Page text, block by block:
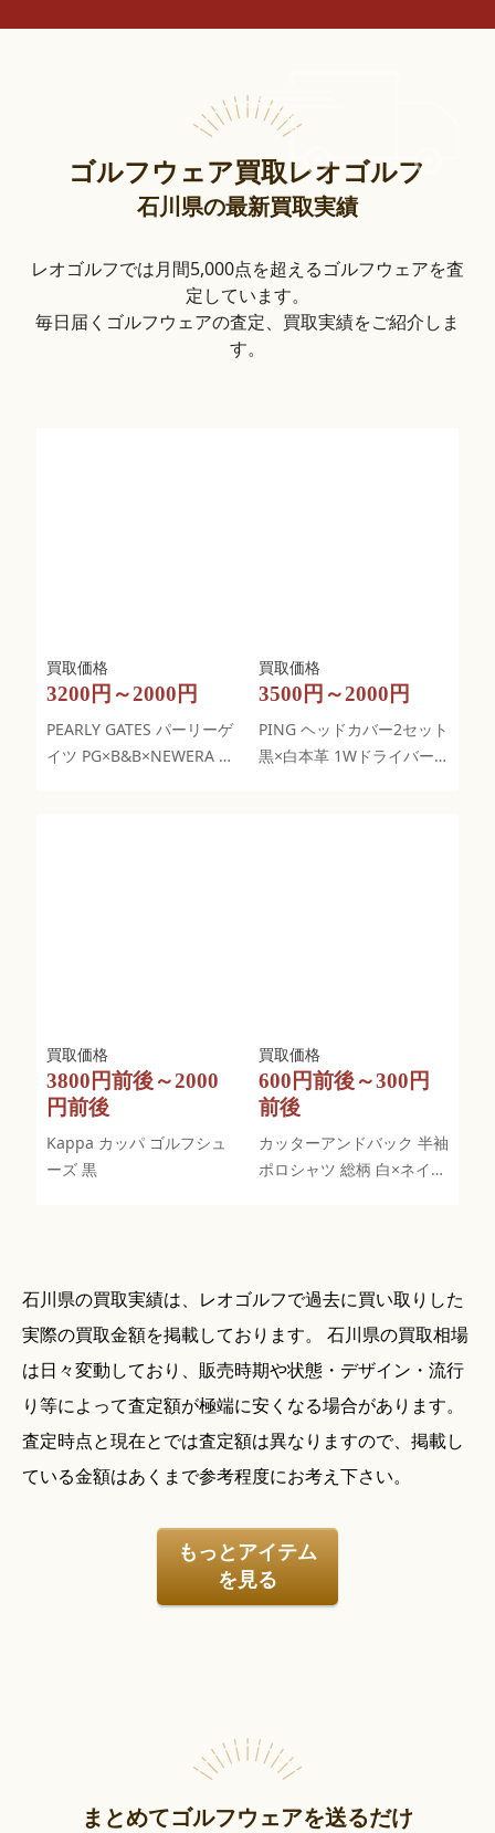
ゴルフウェア買取レオゴルフ
石川県の最新買取実績
レオゴルフでは月間5,000点を超えるゴルフウェアを査
定しています。
毎日届くゴルフウェアの査定、買取実績をご紹介しま
す。
3200円～2000円
PEARLY GATES パーリーゲ
イツ PG×B&B×NEWERA フ
3500円～2000円
PING ヘッドカバー2セット
黒×白本革 1Wドライバー
3800円前後～2000
円前後
Kappa カッパ ゴルフシュ
ーズ 黒
600円前後～300円
前後
カッターアンドバック 半袖
ポロシャツ 総柄 白×ネイビ
石川県の買取実績は、レオゴルフで過去に買い取りした
実際の買取金額を掲載しております。 石川県の買取相場
は日々変動しており、販売時期や状態・デザイン・流行
り等によって査定額が極端に安くなる場合があります。
査定時点と現在とでは査定額は異なりますので、掲載し
ている金額はあくまで参考程度にお考え下さい。
もっとアイテム
を見る
まとめてゴルフウェアを送るだけ